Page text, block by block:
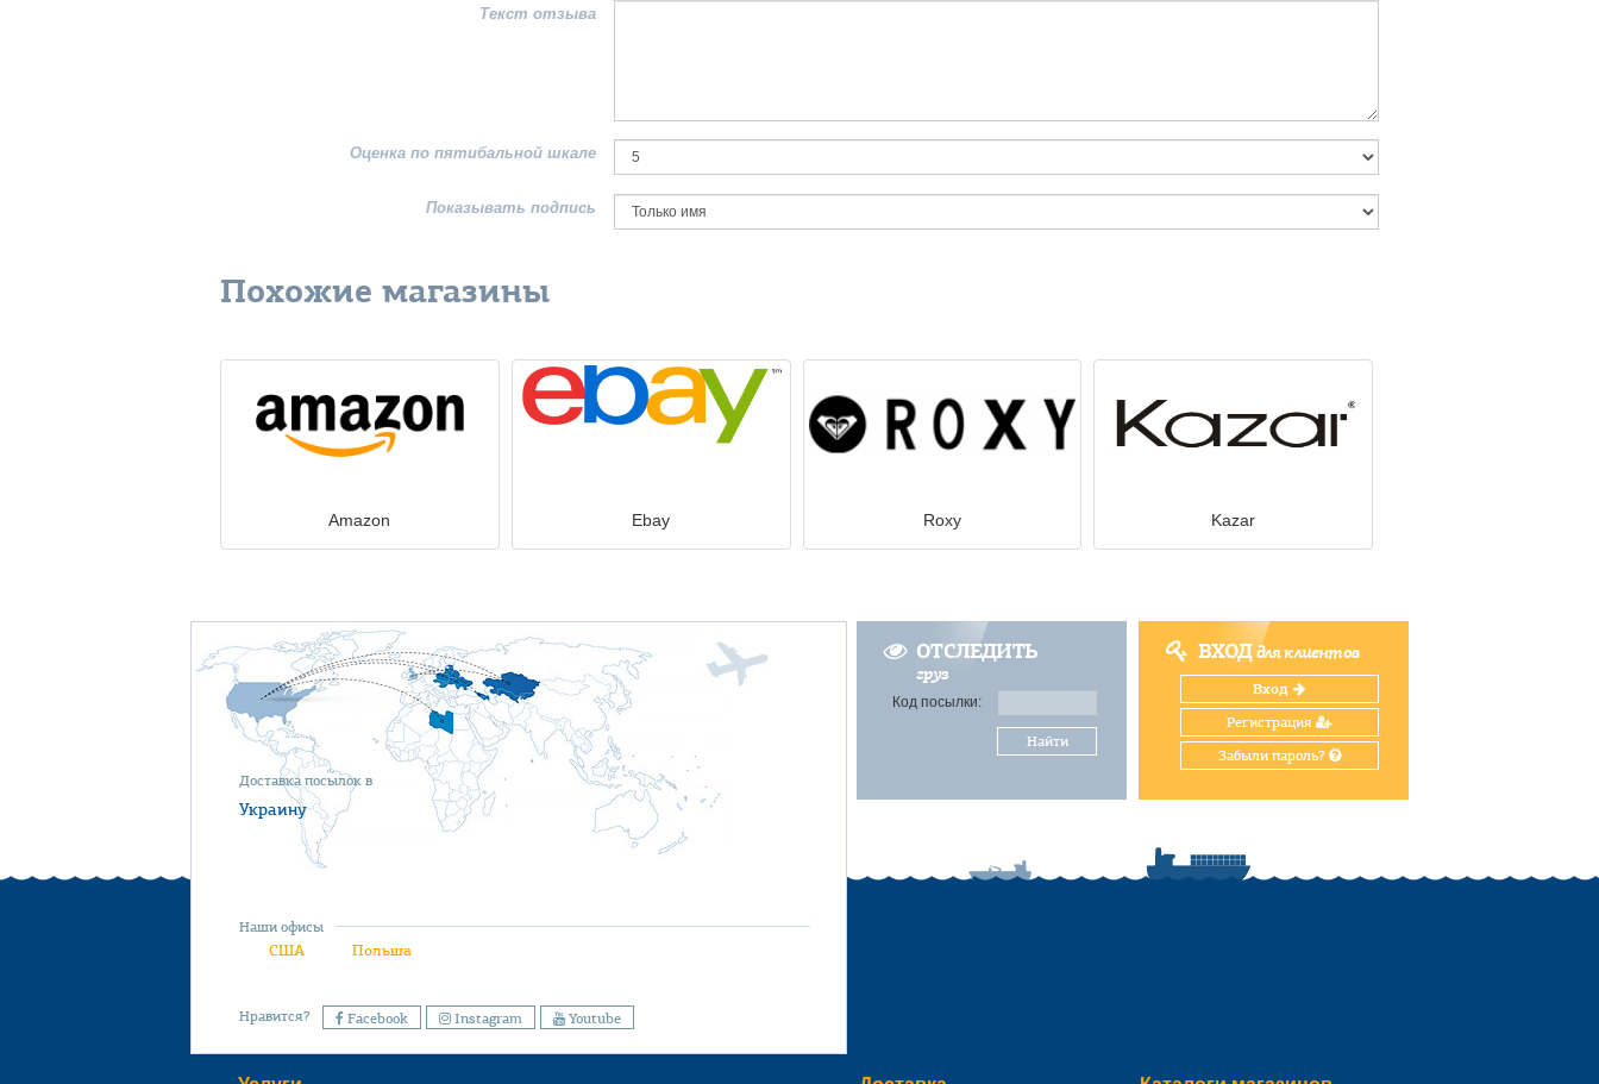
Текст отзыва
Оценка по пятибальной шкале
Показывать подпись
Похожие магазины
Amazon Ebay Roxy Kazar
ОТСЛЕДИТЬ
груз
Код посылки:
Найти
ВХОДдля клиентов
Вход
Регистрация
Забыли пароль?
Доставка посылок в
Украину
Наши офисы
США Польша
Нравится? Facebook Instagram Youtube